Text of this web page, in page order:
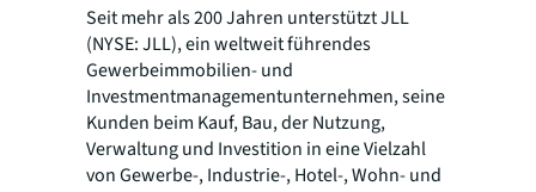
Seit mehr als 200 Jahren unterstützt JLL
(NYSE: JLL), ein weltweit führendes
Gewerbeimmobilien- und
Investmentmanagementunternehmen, seine
Kunden beim Kauf, Bau, der Nutzung,
Verwaltung und Investition in eine Vielzahl
von Gewerbe-, Industrie-, Hotel-, Wohn- und